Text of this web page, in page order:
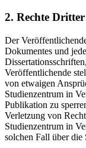
2. Rechte Dritter
Der
Dokumentes und
Veröffentlichende
von etwaigen
Studienzentrum in
Publikation zu
Verletzung von
Studienzentrum in
solchen Fall über